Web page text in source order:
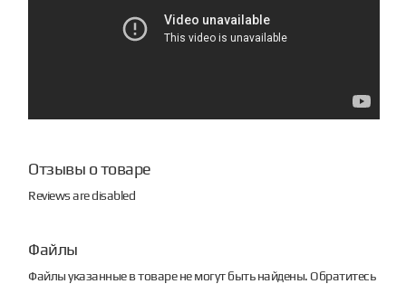
Отзывы о товаре
Reviews are disabled
Файлы
Файлы указанные в товаре не могут быть найдены. Обратитесь